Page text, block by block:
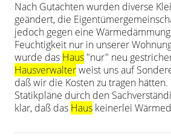
Nach Gutachten wurden diverse
geändert, die
jedoch gegen eine
Feuchtigkeit nur in unserer
wurde das Haus "nur" neu
Hausverwalterweist uns auf
daß wir die Kosten zu tragen
Statikpläne durch den
klar, daß das Haus keinerlei